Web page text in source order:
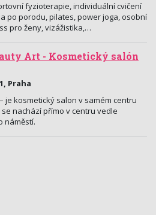
fyzioterapie, individuální cvičení
po porodu, pilates, power joga, osobní
pro ženy, vizážistika,…
Art - Kosmetický salón
Praha
je kosmetický salon v samém centru
nachází přímo v centru vedle
náměstí.